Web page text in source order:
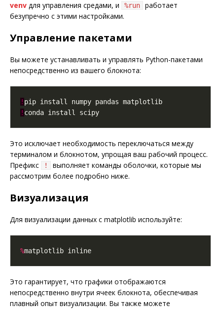
venv для управления средами, и %run
работает
безупречно с этими настройками.
Управление пакетами
Вы можете устанавливать и управлять Python-пакетами
непосредственно из вашего блокнота:
!
!
Это исключает необходимость переключаться между
терминалом и блокнотом, упрощая ваш рабочий процесс.
Префикс
!
выполняет команды оболочки, которые мы
рассмотрим более подробно ниже.
Визуализация
Для визуализации данных с matplotlib используйте:
%
Это гарантирует, что графики отображаются
непосредственно внутри ячеек блокнота, обеспечивая
плавный опыт визуализации. Вы также можете